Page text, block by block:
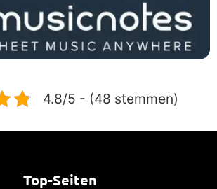
4.8/5 - (48 stemmen)
Top-Seiten